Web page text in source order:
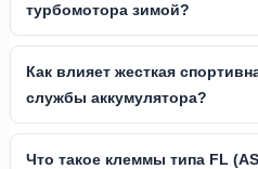
турбомотора зимой?
Как влияет жесткая
службы аккумулятора?
Что такое клеммы типа FL